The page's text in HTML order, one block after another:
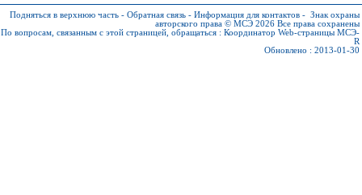
Подняться в верхнюю часть - Обратная связь - Информация для контактов - Знак охраны
авторского права © МСЭ 2026 Все права сохранены
По вопросам, связанным с этой страницей, обращаться : Координатор Web-страницы МСЭ-
R
Обновлено : 2013-01-30